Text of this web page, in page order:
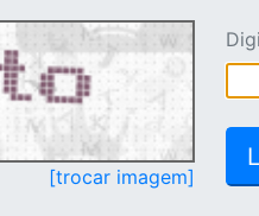
[trocar imagem]